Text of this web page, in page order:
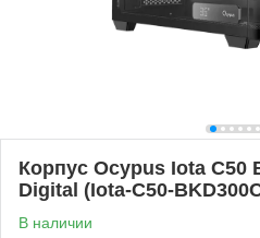
Корпус Ocypus Iota C50
Digital (Iota-C50-
В наличии